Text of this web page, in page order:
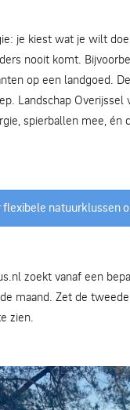
je kiest wat je wilt
nooit komt.
op een landgoed.
Landschap
spierballen mee,
flexibele natuurklussen
zoekt vanaf een
maand. Zet de
zien.